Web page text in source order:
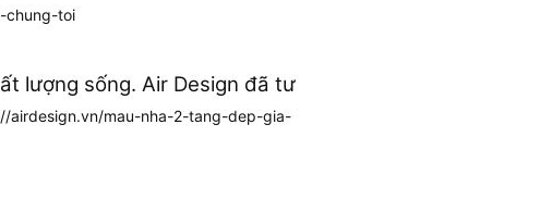
chung-toi
lượng sống. Air Design đã tư
airdesign.vn/mau-nha-2-tang-dep-gia-